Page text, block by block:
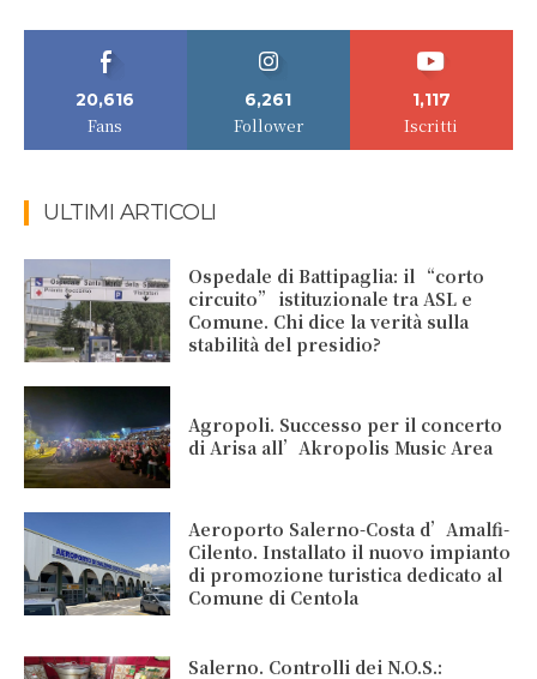
20,616
Fans
6,261
Follower
1,117
Iscritti
ULTIMI ARTICOLI
Ospedale di Battipaglia: il “corto
circuito” istituzionale tra ASL e
Comune. Chi dice la verità sulla
stabilità del presidio?
Agropoli. Successo per il concerto
di Arisa all’Akropolis Music Area
Aeroporto Salerno-Costa d’Amalfi-
Cilento. Installato il nuovo impianto
di promozione turistica dedicato al
Comune di Centola
Salerno. Controlli dei N.O.S.: